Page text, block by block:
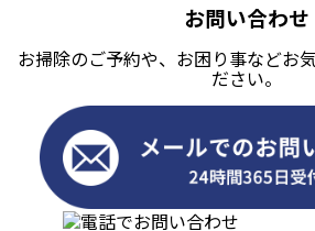
お問い合わせ
お掃除のご予約や、お困り事などお
ださい。